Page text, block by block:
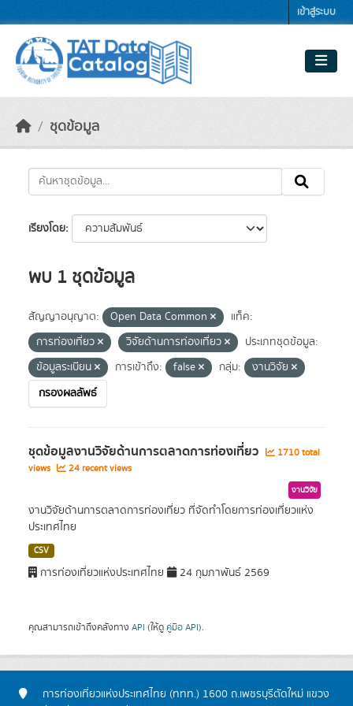
เข้าสู่ระบบ
ชุดข้อมูล
เรียงโดย
พบ 1 ชุดข้อมูล
สัญญาอนุญาต: Open Data Common
แท็ค:
การท่องเที่ยว
วิจัยด้านการท่องเที่ยว
ประเภทชุดข้อมูล:
ข้อมูลระเบียน
การเข้าถึง: false กลุ่ม:
งานวิจัย
กรองผลลัพธ์
ชุดข้อมูลงานวิจัยด้านการตลาดการท่องเที่ยว
1710 total
views
24 recent views
งานวิจัย
งานวิจัยด้านการตลาดการท่องเที่ยว ที่จัดทำโดยการท่องเที่ยวแห่ง
ประเทศไทย
CSV
การท่องเที่ยวแห่งประเทศไทย 24 กุมภาพันธ์ 2569
คุณสามารถเข้าถึงคลังทาง API (ให้ดู คู่มือ API).
การท่องเที่ยวแห่งประเทศไทย (ททท.) 1600 ถ.เพชรบุรีตัดใหม่ แขวง